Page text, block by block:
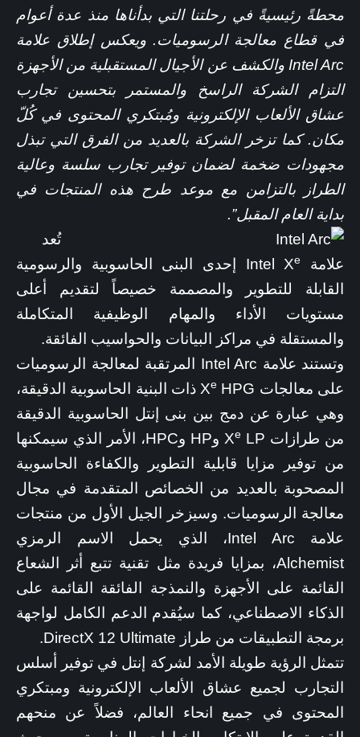
محطةً رئيسيةً في رحلتنا التي بدأناها منذ عدة أعوام
في قطاع معالجة الرسوميات. ويعكس إطلاق علامة
Intel Arc والكشف عن الأجيال المستقبلية من الأجهزة
التزام الشركة الراسخ والمستمر بتحسين تجارب
عشاق الألعاب الإلكترونية ومُبتكري المحتوى في كُلّ
مكان. كما تزخر الشركة بالعديد من الفرق التي تبذل
مجهودات ضخمة لضمان توفير تجارب سلسة وعالية
الطراز بالتزامن مع موعد طرح هذه المنتجات في
بداية العام المقبل”.
تُعد
علامة Intel X
e
إحدى البنى الحاسوبية والرسومية
القابلة للتطوير والمصممة خصيصاً لتقديم أعلى
مستويات الأداء والمهام الوظيفية المتكاملة
والمستقلة في مراكز البيانات والحواسيب الفائقة.
وتستند علامة Intel Arc المرتقبة لمعالجة الرسوميات
على معالجات X
e
HPG ذات البنية الحاسوبية الدقيقة،
وهي عبارة عن دمج بين بنى إنتل الحاسوبية الدقيقة
من طرازات X
e
LP وHP وHPC، الأمر الذي سيمكنها
من توفير مزايا قابلية التطوير والكفاءة الحاسوبية
المصحوبة بالعديد من الخصائص المتقدمة في مجال
معالجة الرسوميات. وسيزخر الجيل الأول من منتجات
علامة Intel Arc، الذي يحمل الاسم الرمزي
Alchemist، بمزايا فريدة مثل تقنية تتبع أثر الشعاع
القائمة على الأجهزة والنمذجة الفائقة القائمة على
الذكاء الاصطناعي، كما سيُقدم الدعم الكامل لواجهة
برمجة التطبيقات من طراز DirectX 12 Ultimate.
تتمثل الرؤية طويلة الأمد لشركة إنتل في توفير أسلس
التجارب لجميع عشاق الألعاب الإلكترونية ومبتكري
المحتوى في جميع انحاء العالم، فضلاً عن منحهم